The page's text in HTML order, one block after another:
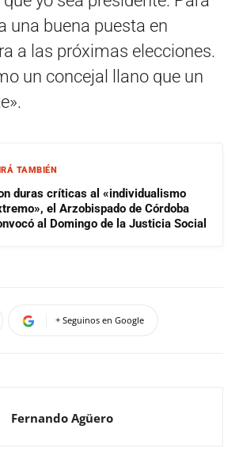
una buena puesta en
a las próximas elecciones.
un concejal llano que un
TAMBIÉN
duras críticas al «individualismo
el Arzobispado de Córdoba
al Domingo de la Justicia Social
+ Seguinos en Google
Fernando Agüero